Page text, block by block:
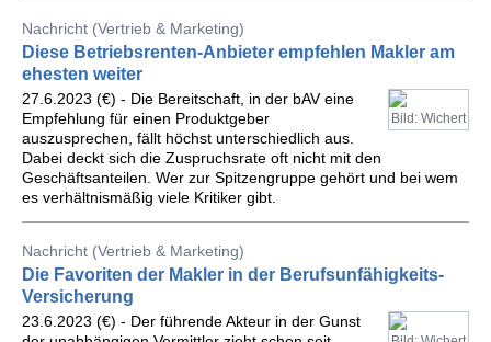
Nachricht (Vertrieb & Marketing)
Diese Betriebsrenten-Anbieter empfehlen Makler am
ehesten weiter
Bild: Wichert
27.6.2023 (€) - Die Bereitschaft, in der bAV eine
Empfehlung für einen Produktgeber
auszusprechen, fällt höchst unterschiedlich aus.
Dabei deckt sich die Zuspruchsrate oft nicht mit den
Geschäftsanteilen. Wer zur Spitzengruppe gehört und bei wem
es verhältnismäßig viele Kritiker gibt.
Nachricht (Vertrieb & Marketing)
Die Favoriten der Makler in der Berufsunfähigkeits-
Versicherung
23.6.2023 (€) - Der führende Akteur in der Gunst